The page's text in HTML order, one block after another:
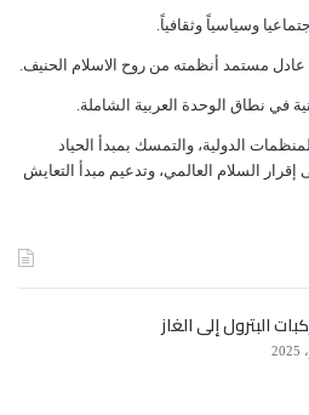
ﻭﺳﻴﺎﺳﻴﺎً ﻭﺛﻘﺎﻓﻴﺎً.
ﻋﺎﺩﻝ ﻣﺴﺘﻤﺪ ﺃﻧﻈﻤﺘﻪ ﻣﻦ ﺭﻭﺡ ﺍﻻﺳﻼﻡ ﺍﻟﺤﻨﻴﻒ.
ﻓﻲ ﻧﻄﺎﻕ ﺍﻟﻮﺣﺪﺓ ﺍﻟﻌﺮﺑﻴﺔ ﺍﻟﺸﺎﻣﻠﺔ.
ﺍﻟﺪﻭﻟﻴﺔ، ﻭﺍﻟﺘﻤﺴﻚ ﺑﻤﺒﺪﺃ ﺍﻟﺤﻴﺎﺩ
ﺇﻗﺮﺍﺭ ﺍﻟﺴﻼﻡ ﺍﻟﻌﺎﻟﻤﻲ، ﻭﺗﺪﻋﻴﻢ ﻣﺒﺪﺃ ﺍﻟﺘﻌﺎﻳﺶ
البترول إلى الغاز